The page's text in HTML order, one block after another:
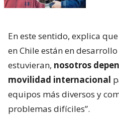
En este sentido, explica
en Chile están en
estuvieran, nosotros
movilidad internacional
equipos más diversos y
problemas difíciles”.